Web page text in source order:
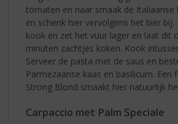
tomaten en naar smaak de Italiaanse
en schenk hier vervolgens het bier bij.
kook en zet het vuur lager en laat dit
minuten zachtjes koken. Kook
Serveer de pasta met de saus en
Parmezaanse kaas en basilicum. Een
Strong Blond smaakt hier natuurlijk
Carpaccio met Palm Speciale